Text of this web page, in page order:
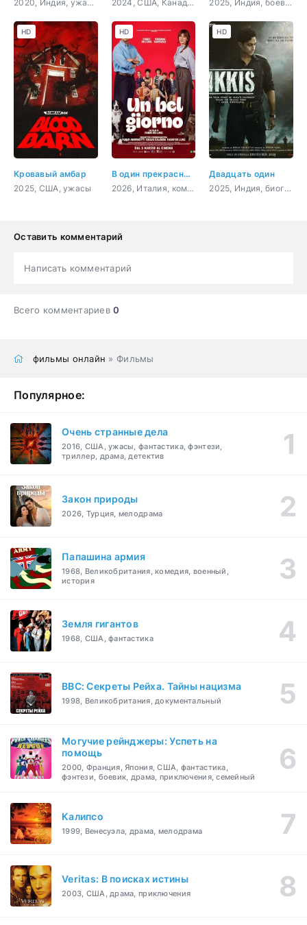
2020, Индия, ужасы 2024, США, Канада, драма, комедия 2025, Индия, боевик, драма, криминал
Кровавый амбар
2025, США, ужасы
HD
В один прекрасный день
2026, Италия, комедия
HD
Двадцать один
2025, Индия, биография
HD
Оставить комментарий
Написать комментарий
Всего комментариев0
фильмы онлайн » Фильмы
Популярное:
Очень странные дела
2016, США, ужасы, фантастика, фэнтези,
триллер, драма, детектив
Закон природы
2026, Турция, мелодрама
Папашина армия
1968, Великобритания, комедия, военный,
история
Земля гигантов
1968, США, фантастика
BBC: Секреты Рейха. Тайны нацизма
1998, Великобритания, документальный
Могучие рейнджеры: Успеть на
помощь
2000, Франция, Япония, США, фантастика,
фэнтези, боевик, драма, приключения, семейный
Калипсо
1999, Венесуэла, драма, мелодрама
Veritas: В поисках истины
2003, США, драма, приключения